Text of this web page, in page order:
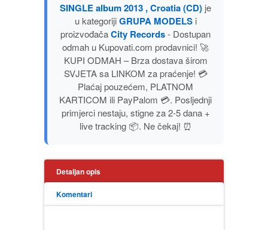
PUBLICISTIKA
PUTOPISI
STRIP
TEORIJE ZAVERE
TRILERI
UMETNOST
SINGLE album 2013 , Croatia (CD) je
u kategorijiGRUPA MODELSi
proizvođačaCity Records- Dostupan
odmah u Kupovati.com prodavnici! 🚀
KUPI ODMAH – Brza dostava širom
SVJETA sa LINKOM za praćenje! 💳
Plaćaj pouzećem, PLATNOM
KARTICOM ili PayPalom 💳. Posljednji
primjerci nestaju, stigne za 2-5 dana +
live tracking 📦. Ne čekaj! ⏰
Detaljan opis
Komentari